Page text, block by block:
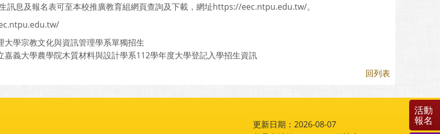
訊息及報名表可至本校推廣教育組網頁查詢及下載，網址https://eec.ntpu.edu.tw/。
大學宗教文化與資訊管理學系單獨招生
嘉義大學農學院木質材料與設計學系112學年度大學登記入學招生資訊
回列表
更新日期：2026-08-07
活動
報名